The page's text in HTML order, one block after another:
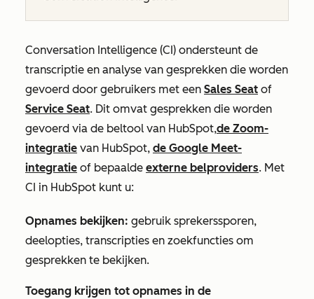
Conversation Intelligence (CI) ondersteunt de
transcriptie en analyse van gesprekken die worden
gevoerd door gebruikers met een Sales Seat of
Service Seat. Dit omvat gesprekken die worden
gevoerd via de beltool van HubSpot,de Zoom-
integratie van HubSpot, de Google Meet-
integratie of bepaalde externe belproviders. Met
CI in HubSpot kunt u:
Opnames bekijken: gebruik sprekerssporen,
deelopties, transcripties en zoekfuncties om
gesprekken te bekijken.
Toegang krijgen tot opnames in de